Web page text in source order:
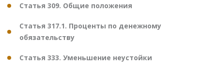
Статья 309. Общие положения
Статья 317.1. Проценты по денежному
обязательству
Статья 333. Уменьшение неустойки